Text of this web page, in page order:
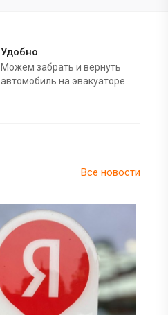
Удобно
Можем забрать и вернуть
автомобиль на эвакуаторе
Все новости